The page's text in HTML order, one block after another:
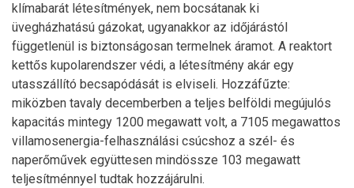
klímabarát létesítmények, nem bocsátanak ki
üvegházhatású gázokat, ugyanakkor az időjárástól
függetlenül is biztonságosan termelnek áramot. A reaktort
kettős kupolarendszer védi, a létesítmény akár egy
utasszállító becsapódását is elviseli. Hozzáfűzte:
miközben tavaly decemberben a teljes belföldi megújulós
kapacitás mintegy 1200 megawatt volt, a 7105 megawattos
villamosenergia-felhasználási csúcshoz a szél- és
naperőművek együttesen mindössze 103 megawatt
teljesítménnyel tudtak hozzájárulni.